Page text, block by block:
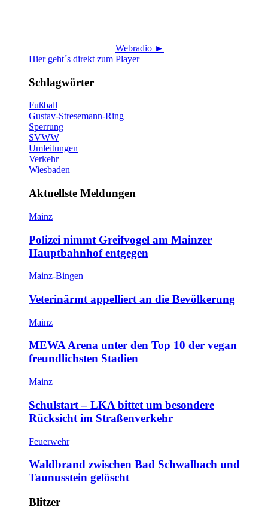
Webradio ►
Hier geht´s direkt zum Player
Schlagwörter
Fußball
Gustav-Stresemann-Ring
Sperrung
SVWW
Umleitungen
Verkehr
Wiesbaden
Aktuellste Meldungen
Mainz
Polizei nimmt Greifvogel am Mainzer
Hauptbahnhof entgegen
Mainz-Bingen
Veterinärmt appelliert an die Bevölkerung
Mainz
MEWA Arena unter den Top 10 der vegan
freundlichsten Stadien
Mainz
Schulstart – LKA bittet um besondere
Rücksicht im Straßenverkehr
Feuerwehr
Waldbrand zwischen Bad Schwalbach und
Taunusstein gelöscht
Blitzer